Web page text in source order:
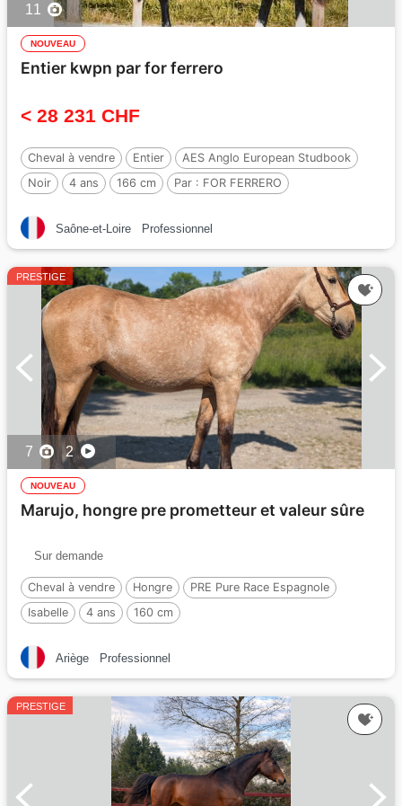
11
NOUVEAU
Entier kwpn par for ferrero
< 28 231 CHF
Cheval à vendre Entier
AES Anglo European Studbook
Noir
4 ans 166 cm Par : FOR FERRERO
Saône-et-Loire Professionnel
PRESTIGE
7 2
NOUVEAU
Marujo, hongre pre prometteur et valeur sûre
Sur demande
Cheval à vendre Hongre
PRE Pure Race Espagnole
Isabelle
4 ans 160 cm
Ariège Professionnel
PRESTIGE